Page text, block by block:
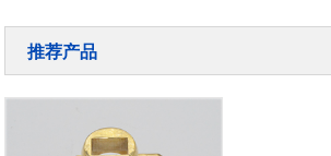
推荐产品